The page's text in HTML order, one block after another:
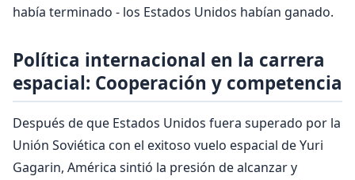
había terminado - los Estados Unidos habían ganado.
Política internacional en la carrera
espacial: Cooperación y competencia
Después de que Estados Unidos fuera superado por la
Unión Soviética con el exitoso vuelo espacial de Yuri
Gagarin, América sintió la presión de alcanzar y